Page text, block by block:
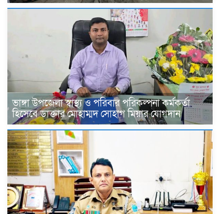
ভাঙ্গা উপজেলা স্বাস্থ্য ও পরিবার পরিকল্পনা কর্মকর্তা
হিসেবে ডাক্তার মোহাম্মদ সোহাগ মিয়ার যোগদান